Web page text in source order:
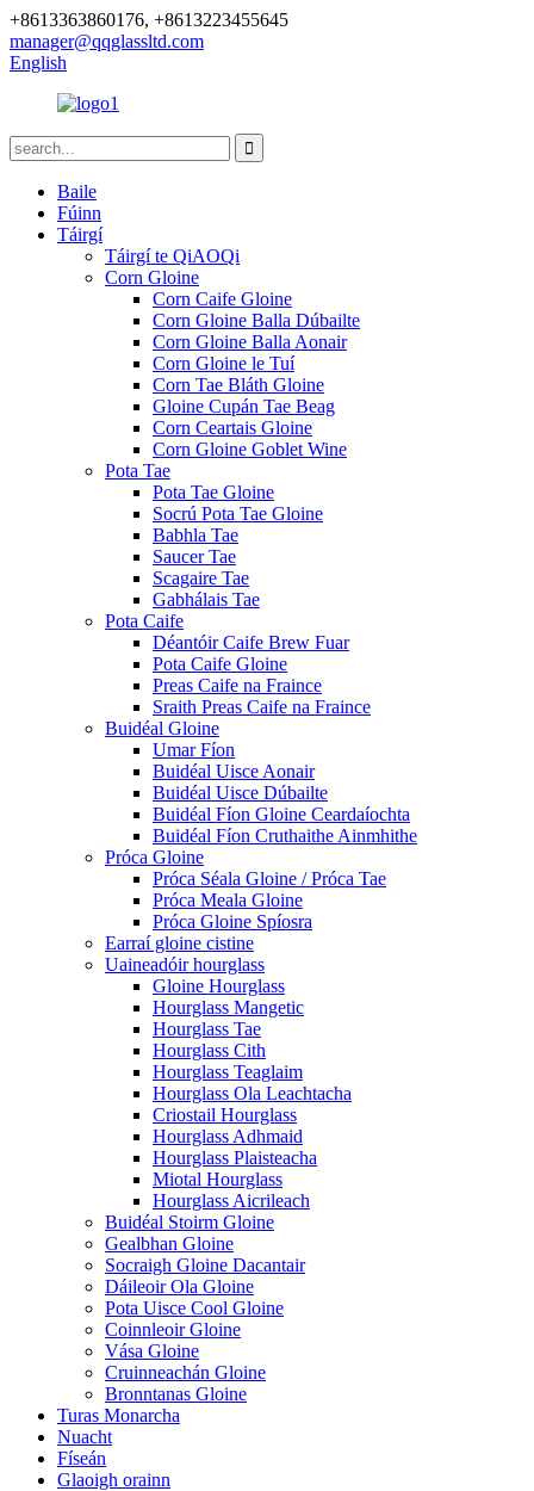
+8613363860176, +8613223455645
manager@qqglassltd.com
English
Baile
Fúinn
Táirgí
Táirgí te QiAOQi
Corn Gloine
Corn Caife Gloine
Corn Gloine Balla Dúbailte
Corn Gloine Balla Aonair
Corn Gloine le Tuí
Corn Tae Bláth Gloine
Gloine Cupán Tae Beag
Corn Ceartais Gloine
Corn Gloine Goblet Wine
Pota Tae
Pota Tae Gloine
Socrú Pota Tae Gloine
Babhla Tae
Saucer Tae
Scagaire Tae
Gabhálais Tae
Pota Caife
Déantóir Caife Brew Fuar
Pota Caife Gloine
Preas Caife na Fraince
Sraith Preas Caife na Fraince
Buidéal Gloine
Umar Fíon
Buidéal Uisce Aonair
Buidéal Uisce Dúbailte
Buidéal Fíon Gloine Ceardaíochta
Buidéal Fíon Cruthaithe Ainmhithe
Próca Gloine
Próca Séala Gloine / Próca Tae
Próca Meala Gloine
Próca Gloine Spíosra
Earraí gloine cistine
Uaineadóir hourglass
Gloine Hourglass
Hourglass Mangetic
Hourglass Tae
Hourglass Cith
Hourglass Teaglaim
Hourglass Ola Leachtacha
Criostail Hourglass
Hourglass Adhmaid
Hourglass Plaisteacha
Miotal Hourglass
Hourglass Aicrileach
Buidéal Stoirm Gloine
Gealbhan Gloine
Socraigh Gloine Dacantair
Dáileoir Ola Gloine
Pota Uisce Cool Gloine
Coinnleoir Gloine
Vása Gloine
Cruinneachán Gloine
Bronntanas Gloine
Turas Monarcha
Nuacht
Físeán
Glaoigh orainn